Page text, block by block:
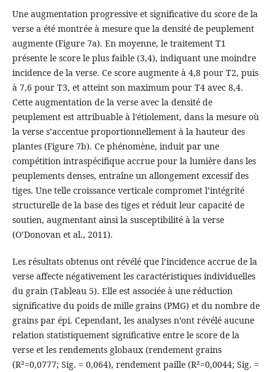
Une augmentation progressive et significative du score de la
verse a été montrée à mesure que la densité de peuplement
augmente (Figure 7a). En moyenne, le traitement T1
présente le score le plus faible (3,4), indiquant une moindre
incidence de la verse. Ce score augmente à 4,8 pour T2, puis
à 7,6 pour T3, et atteint son maximum pour T4 avec 8,4.
Cette augmentation de la verse avec la densité de
peuplement est attribuable à l’étiolement, dans la mesure où
la verse s’accentue proportionnellement à la hauteur des
plantes (Figure 7b). Ce phénomène, induit par une
compétition intraspécifique accrue pour la lumière dans les
peuplements denses, entraîne un allongement excessif des
tiges. Une telle croissance verticale compromet l’intégrité
structurelle de la base des tiges et réduit leur capacité de
soutien, augmentant ainsi la susceptibilité à la verse
(O’Donovan et al., 2011).
Les résultats obtenus ont révélé que l’incidence accrue de la
verse affecte négativement les caractéristiques individuelles
du grain (Tableau 5). Elle est associée à une réduction
significative du poids de mille grains (PMG) et du nombre de
grains par épi. Cependant, les analyses n’ont révélé aucune
relation statistiquement significative entre le score de la
verse et les rendements globaux (rendement grains
(R²=0,0777; Sig. = 0,064), rendement paille (R²=0,0044; Sig. =